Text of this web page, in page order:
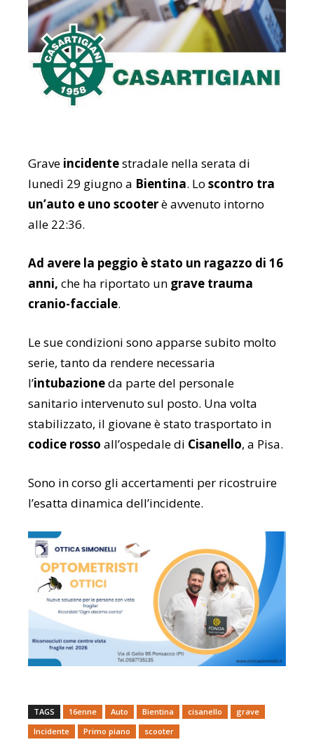
Grave incidentestradale nella serata di
lunedì 29 giugno a Bientina. Lo scontro tra
un’auto e uno scooterè avvenuto intorno
alle 22:36.
Ad avere la peggio è stato un ragazzo di 16
anni, che ha riportato un grave trauma
cranio-facciale.
Le sue condizioni sono apparse subito molto
serie, tanto da rendere necessaria
l’intubazioneda parte del personale
sanitario intervenuto sul posto. Una volta
stabilizzato, il giovane è stato trasportato in
codice rosso all’ospedale di Cisanello, a Pisa.
Sono in corso gli accertamenti per ricostruire
l’esatta dinamica dell’incidente.
TAGS 16enne Auto Bientina cisanello
grave
Incidente
Primo piano scooter